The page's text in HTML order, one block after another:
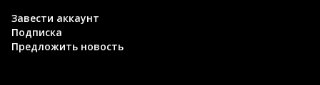
Завести аккаунт
Подписка
Предложить новость